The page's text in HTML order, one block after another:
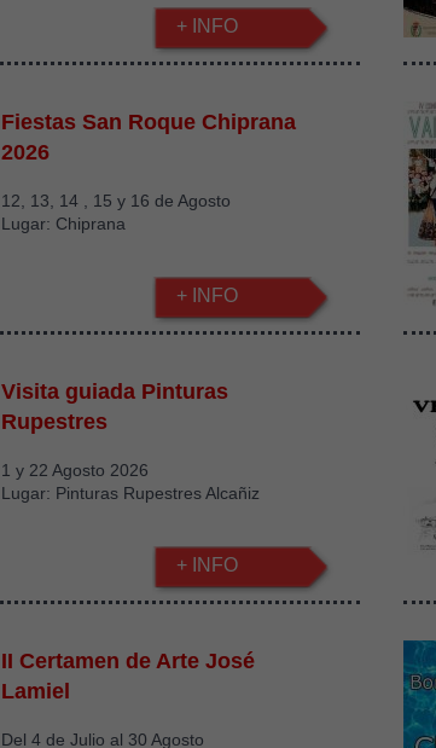
+ INFO
Fiestas San Roque Chiprana
2026
12, 13, 14 , 15 y 16 de Agosto
Lugar: Chiprana
+ INFO
Visita guiada Pinturas
Rupestres
1 y 22 Agosto 2026
Lugar: Pinturas Rupestres Alcañiz
+ INFO
II Certamen de Arte José
Lamiel
Del 4 de Julio al 30 Agosto